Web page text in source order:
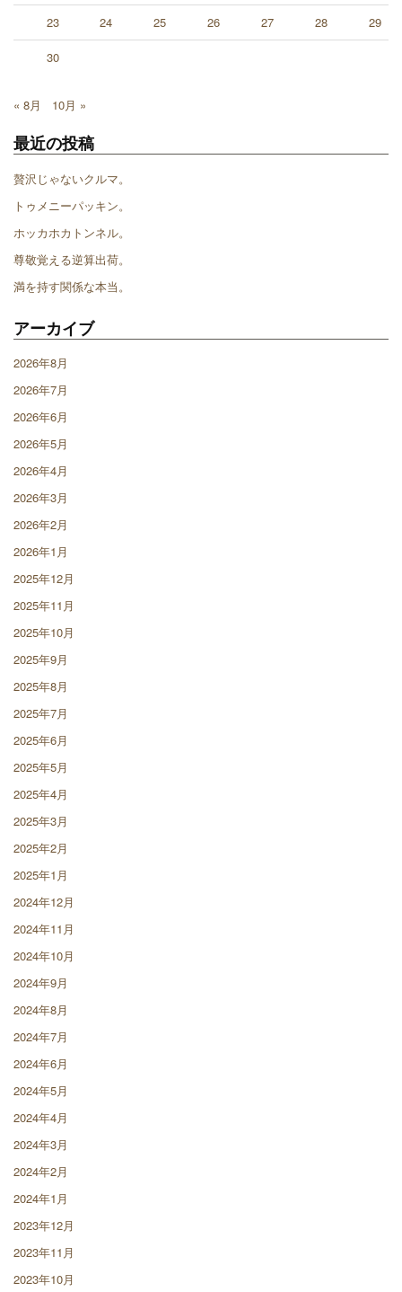
23 24 25 26 27 28 29
30
« 8月 10月 »
最近の投稿
贅沢じゃないクルマ。
トゥメニーパッキン。
ホッカホカトンネル。
尊敬覚える逆算出荷。
満を持す関係な本当。
アーカイブ
2026年8月
2026年7月
2026年6月
2026年5月
2026年4月
2026年3月
2026年2月
2026年1月
2025年12月
2025年11月
2025年10月
2025年9月
2025年8月
2025年7月
2025年6月
2025年5月
2025年4月
2025年3月
2025年2月
2025年1月
2024年12月
2024年11月
2024年10月
2024年9月
2024年8月
2024年7月
2024年6月
2024年5月
2024年4月
2024年3月
2024年2月
2024年1月
2023年12月
2023年11月
2023年10月